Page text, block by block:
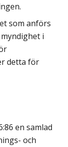
som anförs
i
detta för
en samlad
och